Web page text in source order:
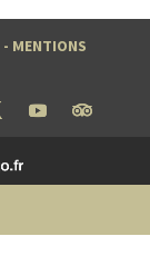
- MENTIONS